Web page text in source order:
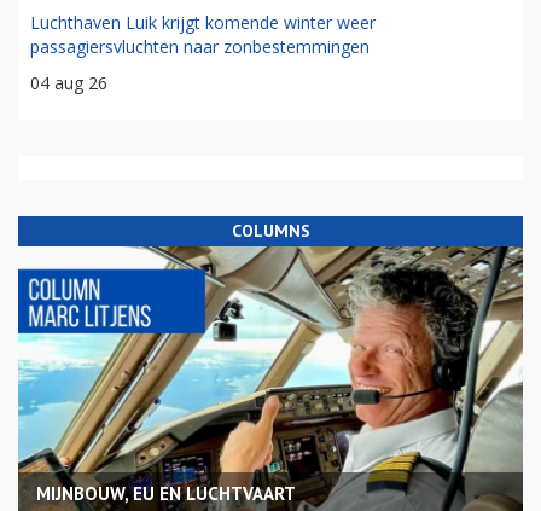
Luchthaven Luik krijgt komende winter weer
passagiersvluchten naar zonbestemmingen
04 aug 26
COLUMNS
MIJNBOUW, EU EN LUCHTVAART